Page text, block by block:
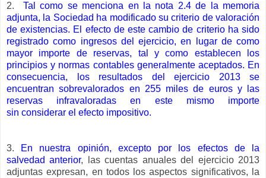
2. Tal como se menciona en la nota 2.4 de la memoria
adjunta, la Sociedad ha modificado su criterio de valoración
de existencias. El efecto de este cambio de criterio ha sido
registrado como ingresos del ejercicio, en lugar de como
mayor importe de reservas, tal y como establecen los
principios y normas contables generalmente aceptados. En
consecuencia, los resultados del ejercicio 2013 se
encuentran sobrevalorados en 255 miles de euros y las
reservas infravaloradas en este mismo importe
sin considerar el efecto impositivo.
3.
En nuestra opinión, excepto por los efectos de la
salvedad anterior, las cuentas anuales del ejercicio 2013
adjuntas expresan, en todos los aspectos significativos, la